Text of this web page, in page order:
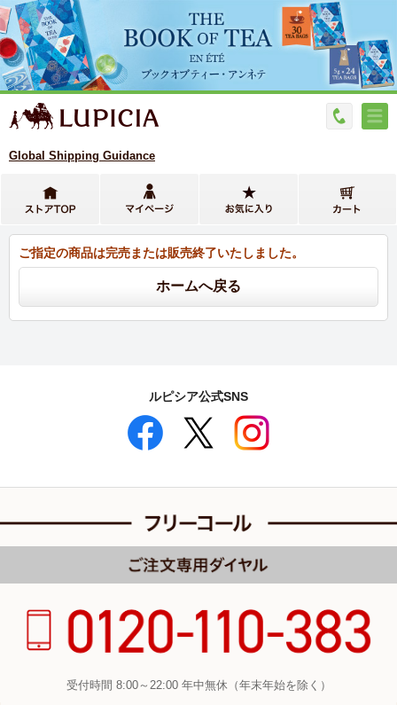
Global Shipping Guidance
ご指定の商品は完売または販売終了いたしました。
ルピシア公式SNS
受付時間 8:00～22:00 年中無休（年末年始を除く）